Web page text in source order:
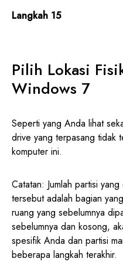
Langkah 15
Pilih Lokasi
Windows 7
Seperti yang Anda lihat
drive yang terpasang tidak
komputer ini.
Catatan: Jumlah partisi
tersebut adalah bagian
ruang yang sebelumnya
sebelumnya dan kosong,
spesifik Anda dan partisi
beberapa langkah terakhir.